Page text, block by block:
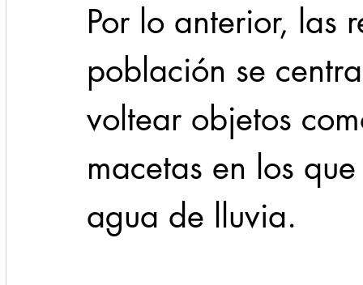
Por lo anterior, las
población se
voltear objetos
macetas en los
agua de lluvia.